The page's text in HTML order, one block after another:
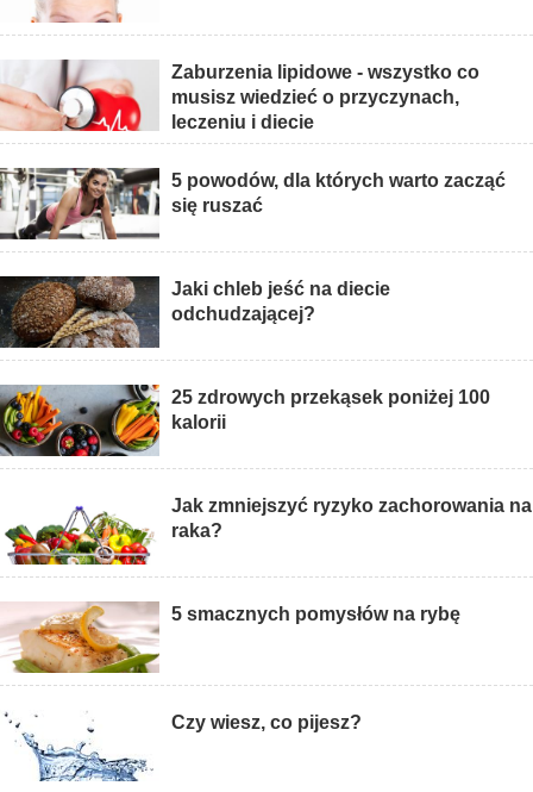
Zaburzenia lipidowe - wszystko co
musisz wiedzieć o przyczynach,
leczeniu i diecie
5 powodów, dla których warto zacząć
się ruszać
Jaki chleb jeść na diecie
odchudzającej?
25 zdrowych przekąsek poniżej 100
kalorii
Jak zmniejszyć ryzyko zachorowania na
raka?
5 smacznych pomysłów na rybę
Czy wiesz, co pijesz?